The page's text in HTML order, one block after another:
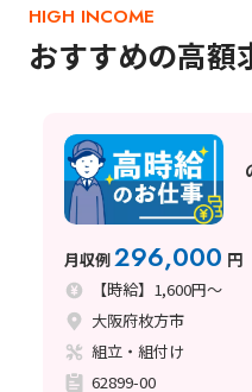
HIGH INCOME
おすすめの高額
月収例296,000 円
【時給】1,600円～
大阪府枚方市
組立・組付け
62899-00